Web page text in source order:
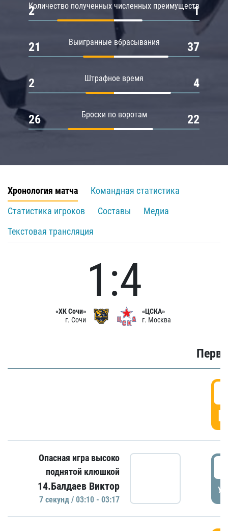
Количество полученных численных преимуществ
2 1
Выигранные вбрасывания
21 37
Штрафное время
2 4
Броски по воротам
26 22
Хронология матча
Командная статистика
Статистика игроков
Составы
Медиа
Текстовая трансляция
«ХК Сочи»
г. Сочи
1:4
«ЦСКА»
г. Москва
Опасная игра высоко
поднятой клюшкой
14.Балдаев Виктор
7 секунд / 03:10 - 03:17